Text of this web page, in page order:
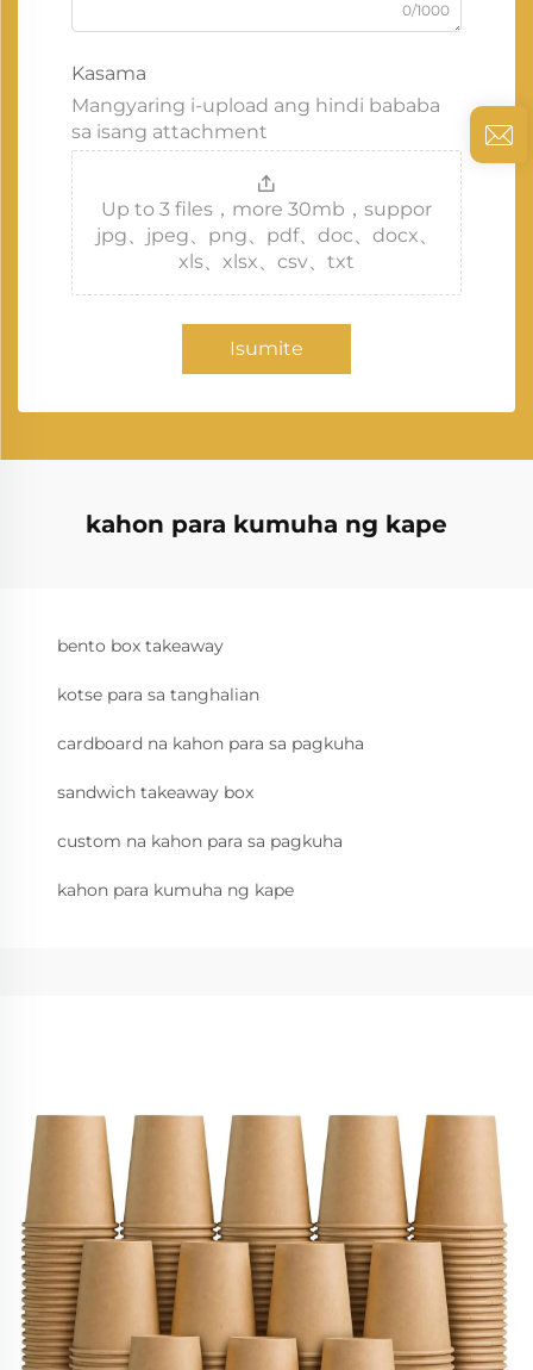
0/1000
Kasama
Mangyaring i-upload ang hindi bababa
sa isang attachment
Up to 3 files，more 30mb，suppor
jpg、jpeg、png、pdf、doc、docx、
xls、xlsx、csv、txt
Isumite
kahon para kumuha ng kape
bento box takeaway
kotse para sa tanghalian
cardboard na kahon para sa pagkuha
sandwich takeaway box
custom na kahon para sa pagkuha
kahon para kumuha ng kape